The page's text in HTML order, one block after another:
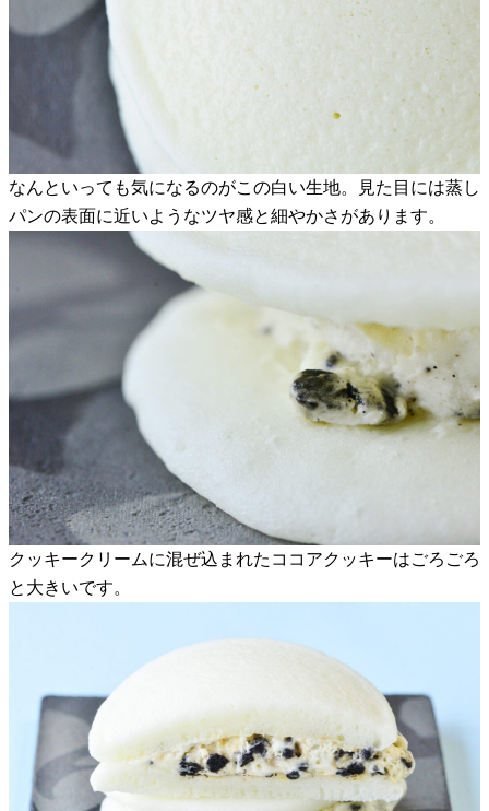
なんといっても気になるのがこの白い生地。見た目には蒸し
パンの表面に近いようなツヤ感と細やかさがあります。
クッキークリームに混ぜ込まれたココアクッキーはごろごろ
と大きいです。